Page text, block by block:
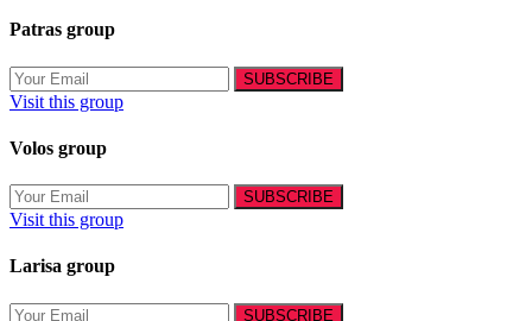
Patras group
Visit this group
Volos group
Visit this group
Larisa group